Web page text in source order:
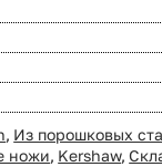
, Из порошковых
ножи, Kershaw,